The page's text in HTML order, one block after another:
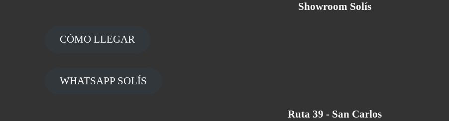
Showroom Solís
CÓMO LLEGAR
WHATSAPP SOLÍS
Ruta 39 - San Carlos